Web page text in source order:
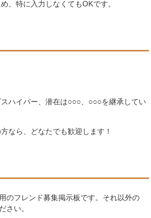
、特に入力しなくてもOKです。
スハイパー、潜在は○○○、○○○を継承してい
なら、どなたでも歓迎します！
のフレンド募集掲示板です。それ以外の
さい。